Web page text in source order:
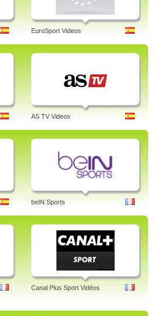
EuroSport Videos
AS TV Videos
beIN Sports
Canal Plus Sport Vidéos